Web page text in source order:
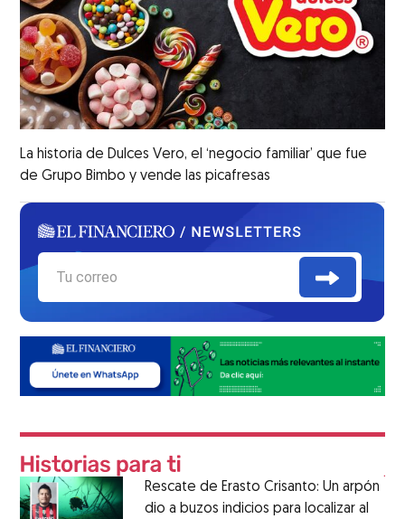
La historia de Dulces Vero, el ‘negocio familiar’ que fue
de Grupo Bimbo y vende las picafresas
Rescate de Erasto Crisanto: Un arpón
dio a buzos indicios para localizar al